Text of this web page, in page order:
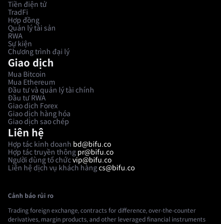
Tiền điện tử
TradFi
Hợp đồng
Quản lý tài sản
RWA
Sự kiện
Chương trình đại lý
Giao dịch
Mua Bitcoin
Mua Ethereum
Đầu tư và quản lý tài chính
Đầu tư RWA
Giao dịch Forex
Giao dịch hàng hóa
Giao dịch sao chép
Liên hệ
Hợp tác kinh doanh bd@bifu.co
Hợp tác truyền thông pr@bifu.co
Người dùng tổ chứcvip@bifu.co
Liên hệ dịch vụ khách hàngcs@bifu.co
Cảnh báo rủi ro
Trading foreign exchange, contracts for difference, over-the-counter
derivatives, margin products, and other leveraged financial instruments